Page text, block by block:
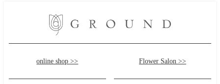
online shop >> Flower Salon >>